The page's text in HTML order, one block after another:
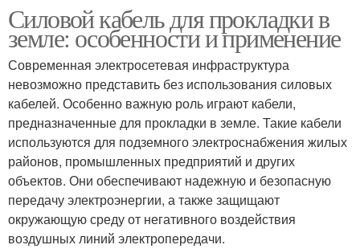
Силовой кабель для прокладки в
земле: особенности и применение
Современная электросетевая инфраструктура
невозможно представить без использования силовых
кабелей. Особенно важную роль играют кабели,
предназначенные для прокладки в земле. Такие кабели
используются для подземного электроснабжения жилых
районов, промышленных предприятий и других
объектов. Они обеспечивают надежную и безопасную
передачу электроэнергии, а также защищают
окружающую среду от негативного воздействия
воздушных линий электропередачи.